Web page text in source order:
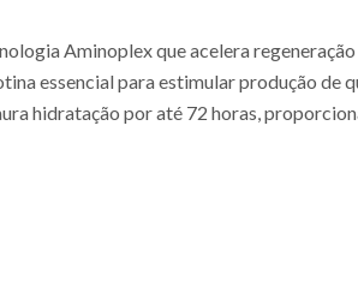
Aminoplex que acelera
essencial para estimular produção de
hidratação por até 72 horas,